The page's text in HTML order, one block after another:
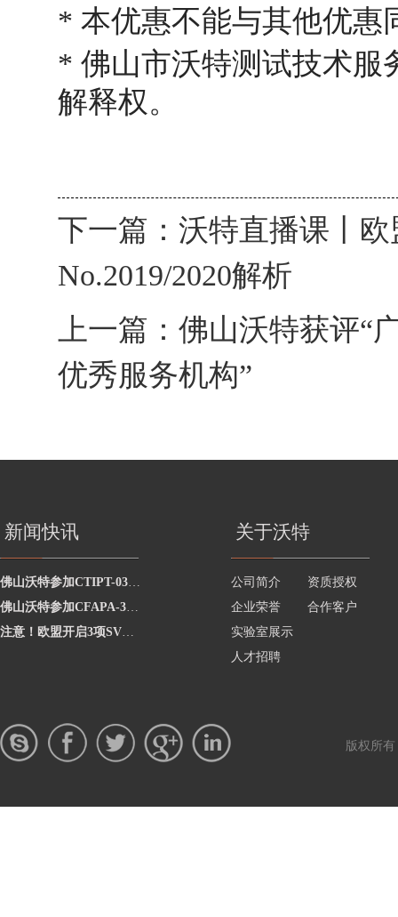
* 本优惠不能与其他优惠
* 佛山市沃特测试技术服
解释权。
下一篇： 沃特直播课丨
No.2019/2020解析
上一篇： 佛山沃特获评“
优秀服务机构”
新闻快讯
佛山沃特参加CTIPT-0325002水中总大肠菌群的测定能力验证 获“满意”结果
佛山沃特参加CFAPA-3110食品包装用原纸中铅的测定能力验证计划 获“满意”结果
注意！欧盟开启3项SVHC物质的公众评议
关于沃特
公司简介
资质授权
企业荣誉
合作客户
实验室展示
人才招聘
版权所